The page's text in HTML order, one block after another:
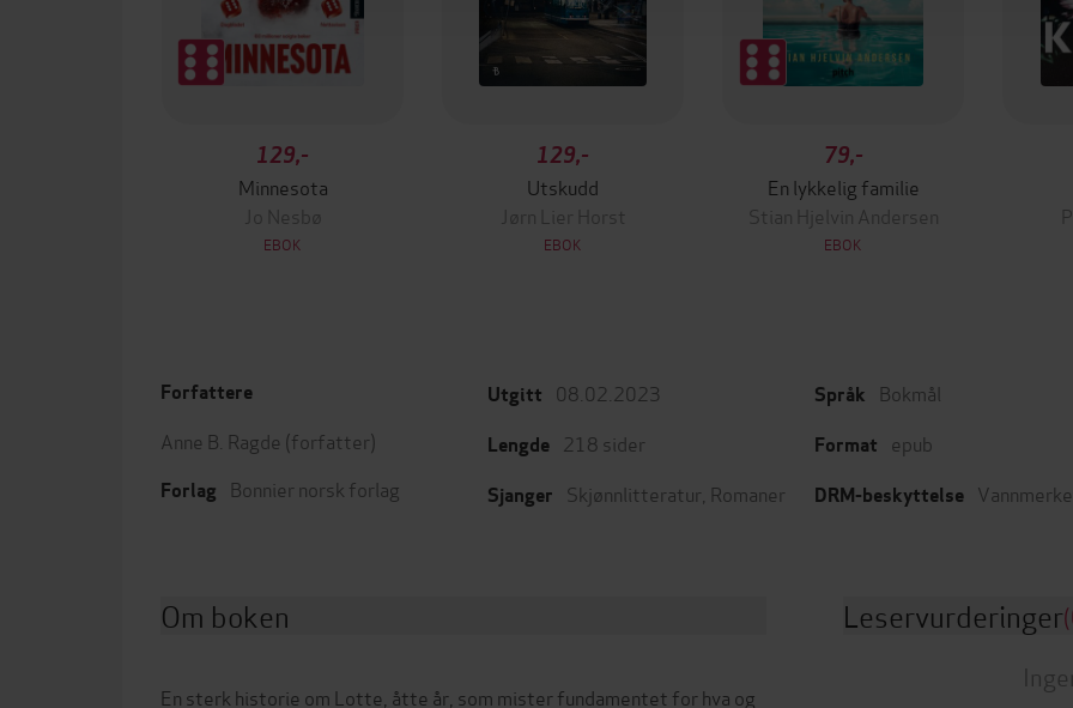
129,-
Minnesota
Jo Nesbø
EBOK
129,-
Utskudd
Jørn Lier Horst
EBOK
79,-
En lykkelig familie
Stian Hjelvin Andersen
EBOK
Forfattere
Anne B. Ragde (forfatter)
Forlag Bonnier norsk forlag
Utgitt 08.02.2023
Lengde 218 sider
Sjanger Skjønnlitteratur Romaner
Språk Bokmål
Format epub
DRM-beskyttelse
Om boken
En sterk historie om Lotte, åtte år, som mister fundamentet for hva og
Leservurderinger